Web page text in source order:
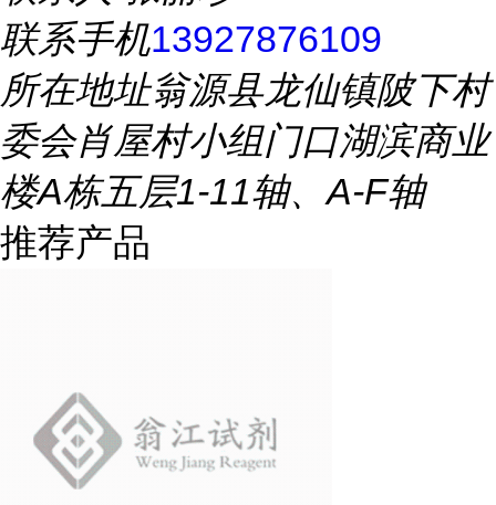
联系手机13927876109
所在地址翁源县龙仙镇陂下村
委会肖屋村小组门口湖滨商业
楼A栋五层1-11轴、A-F轴
推荐产品